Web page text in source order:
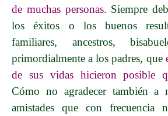
de muchas personas. Siempre
los éxitos o los buenos
familiares, ancestros,
primordialmente a los padres, que
de sus vidas hicieron posible
Cómo no agradecer también a
amistades que con frecuencia